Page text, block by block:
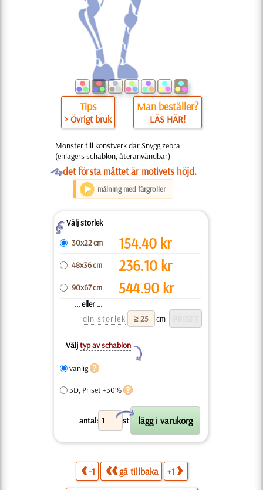
Tips
> Övrigt bruk
Man beställer?
LÄS HÄR!
Mönster till konstverk där Snygg zebra
(enlagers schablon, återanvändbar)
Odet första måttet är motivets höjd.
målning med färgroller
ZVälj storlek
30x22 cm
154.40 kr
48x36 cm 236.10 kr
90x67 cm 544.90 kr
... eller ...
din storlek
cm
Väljtyp av schablon
Y
vanlig
3D, Priset +30%
antal: st.
X
-1 gå tillbaka +1